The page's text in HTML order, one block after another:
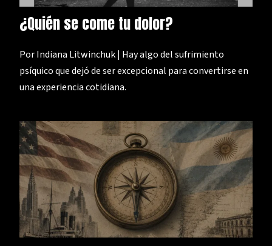
¿Quién se come tu dolor?
Por Indiana Litwinchuk | Hay algo del sufrimiento
psíquico que dejó de ser excepcional para convertirse en
una experiencia cotidiana.